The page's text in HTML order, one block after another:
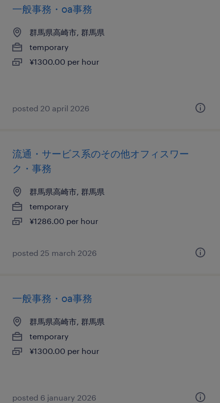
一般事務・oa事務
群馬県高崎市, 群馬県
temporary
¥1300.00 per hour
posted 20 april 2026
流通・サービス系のその他オフィスワー
ク・事務
群馬県高崎市, 群馬県
temporary
¥1286.00 per hour
posted 25 march 2026
一般事務・oa事務
群馬県高崎市, 群馬県
temporary
¥1300.00 per hour
posted 6 january 2026